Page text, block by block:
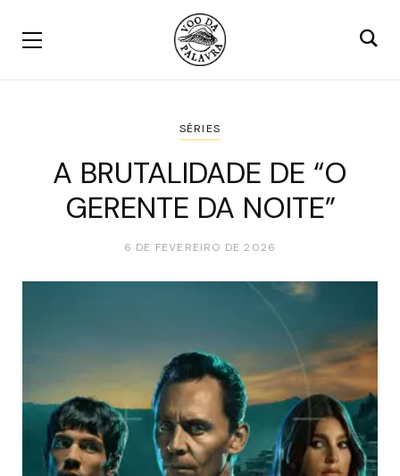
SÉRIES
A BRUTALIDADE DE “O
GERENTE DA NOITE”
6 DE FEVEREIRO DE 2026